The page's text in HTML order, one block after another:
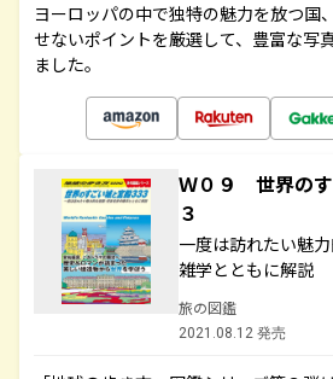
ヨーロッパの中で独特の魅力を放つ国
せないポイントを厳選して、豊富な写
ました。
Ｗ０９ 世界のす
３
一度は訪れたい魅
雑学とともに解説
旅の図鑑
2021.08.12 発売